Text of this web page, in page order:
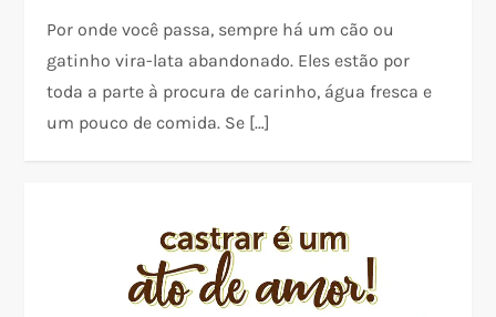
Por onde você passa, sempre há um cão ou
gatinho vira-lata abandonado. Eles estão por
toda a parte à procura de carinho, água fresca e
um pouco de comida. Se […]